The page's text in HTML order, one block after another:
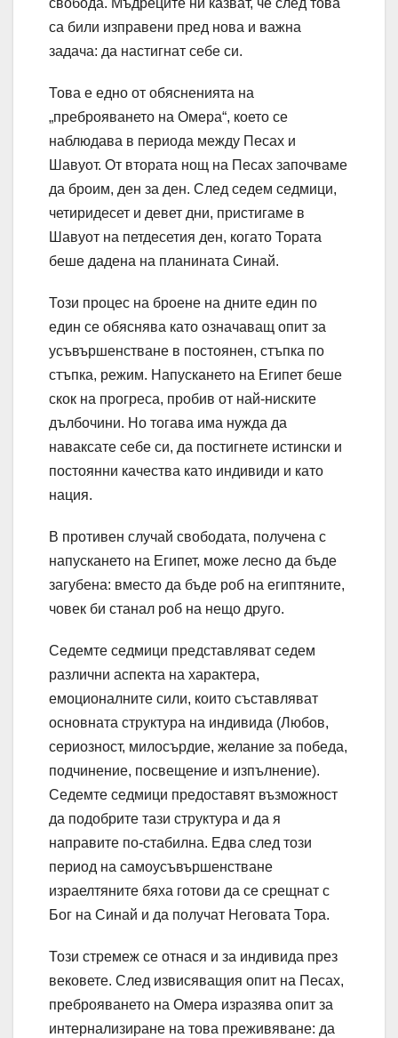
свобода. Мъдреците ни казват, че след това
са били изправени пред нова и важна
задача: да настигнат себе си.
Това е едно от обясненията на
„преброяването на Омера“, което се
наблюдава в периода между Песах и
Шавуот. От втората нощ на Песах започваме
да броим, ден за ден. След седем седмици,
четиридесет и девет дни, пристигаме в
Шавуот на петдесетия ден, когато Тората
беше дадена на планината Синай.
Този процес на броене на дните един по
един се обяснява като означаващ опит за
усъвършенстване в постоянен, стъпка по
стъпка, режим. Напускането на Египет беше
скок на прогреса, пробив от най-ниските
дълбочини. Но тогава има нужда да
наваксате себе си, да постигнете истински и
постоянни качества като индивиди и като
нация.
В противен случай свободата, получена с
напускането на Египет, може лесно да бъде
загубена: вместо да бъде роб на египтяните,
човек би станал роб на нещо друго.
Седемте седмици представляват седем
различни аспекта на характера,
емоционалните сили, които съставляват
основната структура на индивида (Любов,
сериозност, милосърдие, желание за победа,
подчинение, посвещение и изпълнение).
Седемте седмици предоставят възможност
да подобрите тази структура и да я
направите по-стабилна. Едва след този
период на самоусъвършенстване
израелтяните бяха готови да се срещнат с
Бог на Синай и да получат Неговата Тора.
Този стремеж се отнася и за индивида през
вековете. След извисяващия опит на Песах,
преброяването на Омера изразява опит за
интернализиране на това преживяване: да